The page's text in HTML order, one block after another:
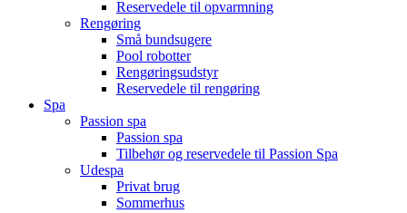
Reservedele til opvarmning
Rengøring
Små bundsugere
Pool robotter
Rengøringsudstyr
Reservedele til rengøring
Spa
Passion spa
Passion spa
Tilbehør og reservedele til Passion Spa
Udespa
Privat brug
Sommerhus